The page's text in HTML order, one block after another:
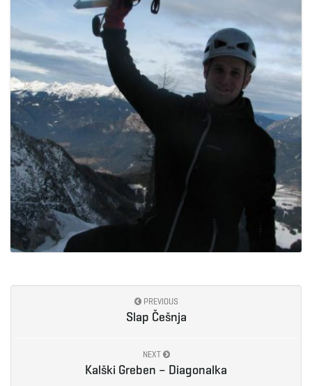
PREVIOUS
Slap Češnja
NEXT
Kalški Greben – Diagonalka